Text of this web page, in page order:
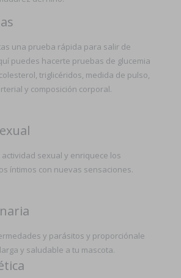
una prueba rápida para salir de
puedes hacerte pruebas de glucemia
triglicéridos, medida de pulso,
y composición corporal.
sexual y enriquece los
íntimos con nuevas sensaciones.
y parásitos y proporciónale
y saludable a tu mascota.